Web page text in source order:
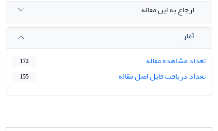
ارجاع به این مقاله
آمار
تعداد مشاهده مقاله
172
تعداد دریافت فایل اصل مقاله 155